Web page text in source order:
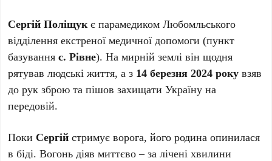
Сергій Поліщук є парамедиком Любомльського
відділення екстреної медичної допомоги (пункт
базуванняс. Рівне). На мирній землі він щодня
рятував людські життя, а з 14 березня 2024 року взяв
до рук зброю та пішов захищати Україну на
передовій.
Поки Сергій стримує ворога, його родина опинилася
в біді. Вогонь діяв миттєво – за лічені хвилини